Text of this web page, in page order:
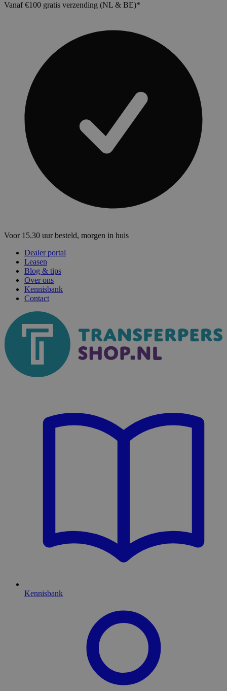
Vanaf €100 gratis verzending (NL & BE)*
Voor 15.30 uur besteld, morgen in huis
Dealer portal
Leasen
Blog & tips
Over ons
Kennisbank
Contact
Kennisbank